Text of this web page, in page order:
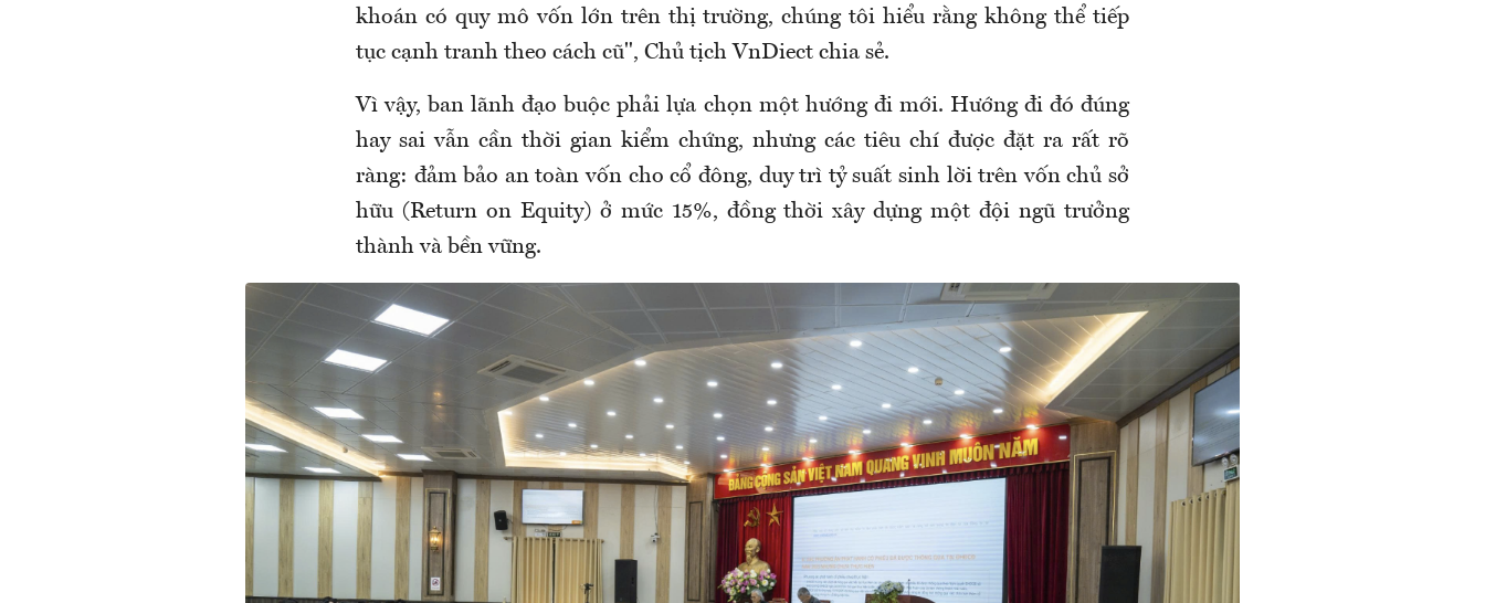
khoán có quy mô vốn lớn trên thị trường, chúng tôi hiểu rằng không thể tiếp
tục cạnh tranh theo cách cũ", Chủ tịch VnDiect chia sẻ.
Vì vậy, ban lãnh đạo buộc phải lựa chọn một hướng đi mới. Hướng đi đó đúng
hay sai vẫn cần thời gian kiểm chứng, nhưng các tiêu chí được đặt ra rất rõ
ràng: đảm bảo an toàn vốn cho cổ đông, duy trì tỷ suất sinh lời trên vốn chủ sở
hữu (Return on Equity) ở mức 15%, đồng thời xây dựng một đội ngũ trưởng
thành và bền vững.